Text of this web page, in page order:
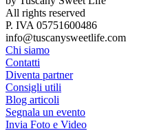
All rights reserved
P. IVA 05751600486
info@tuscanysweetlife.com
Chi siamo
Contatti
Diventa partner
Consigli utili
Blog articoli
Segnala un evento
Invia Foto e Video